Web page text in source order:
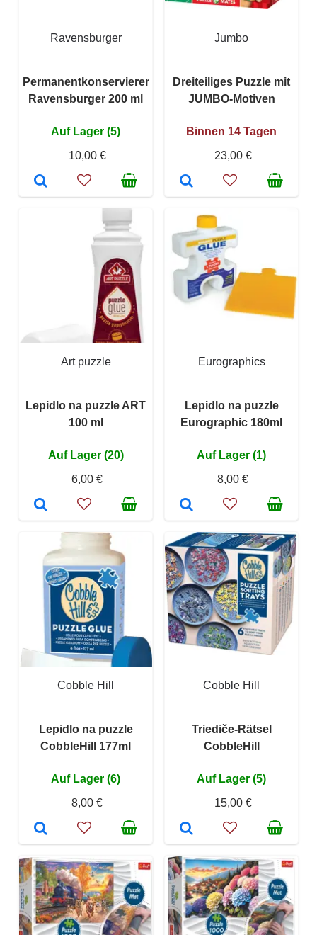
Ravensburger
Permanentkonservierer
Ravensburger 200 ml
Auf Lager (5)
10,00 €
Jumbo
Dreiteiliges Puzzle mit
JUMBO-Motiven
Binnen 14 Tagen
23,00 €
Art puzzle
Lepidlo na puzzle ART
100 ml
Auf Lager (20)
6,00 €
Eurographics
Lepidlo na puzzle
Eurographic 180ml
Auf Lager (1)
8,00 €
Cobble Hill
Lepidlo na puzzle
CobbleHill 177ml
Auf Lager (6)
8,00 €
Cobble Hill
Triediče-Rätsel
CobbleHill
Auf Lager (5)
15,00 €